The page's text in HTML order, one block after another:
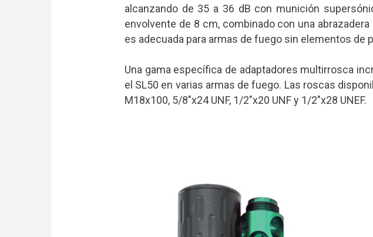
alcanzando de 35 a 36 dB con munición
envolvente de 8 cm, combinado con una
es adecuada para armas de fuego sin elementos de
Una gama específica de adaptadores multirrosca
el SL50 en varias armas de fuego. Las roscas
M18x100, 5/8"x24 UNF, 1/2"x20 UNF y 1/2"x28 UNEF.